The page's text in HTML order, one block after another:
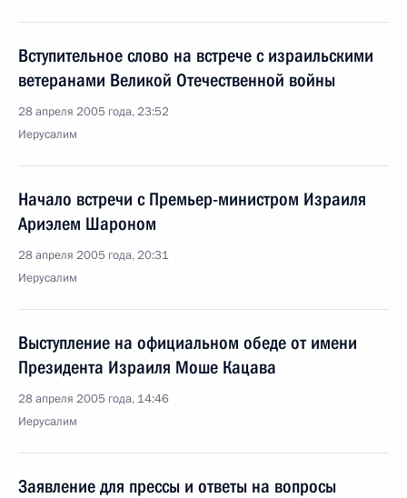
Вступительное слово на встрече с израильскими
ветеранами Великой Отечественной войны
28 апреля 2005 года, 23:52
Иерусалим
Начало встречи с Премьер-министром Израиля
Ариэлем Шароном
28 апреля 2005 года, 20:31
Иерусалим
Выступление на официальном обеде от имени
Президента Израиля Моше Кацава
28 апреля 2005 года, 14:46
Иерусалим
Заявление для прессы и ответы на вопросы